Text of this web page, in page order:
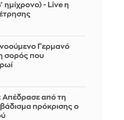
ημίχρονο) - Live η
Γερμανό
σορός που
Απέδρασε από τη
πρόκρισης ο